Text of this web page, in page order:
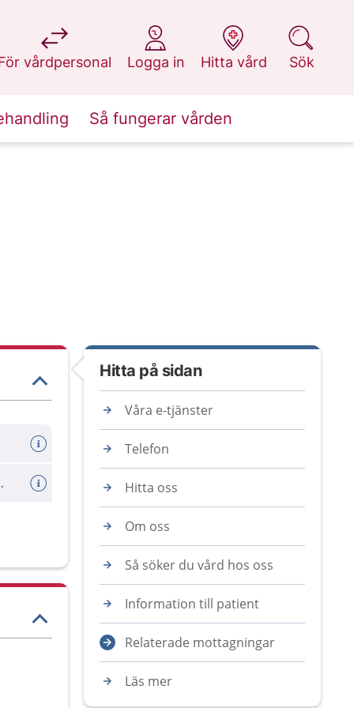
vårdpersonal
på 1177.se
Logga in
på 1177.se
Hitta vård
på 1177.se
Sök
på 1177.se
Så fungerar vården
Hitta på sidan
Våra e-tjänster
Telefon
Hitta oss
Om oss
Så söker du vård hos oss
Information till patient
Relaterade mottagningar
Läs mer